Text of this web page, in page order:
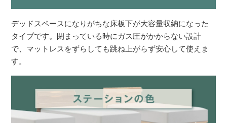
デッドスペースになりがちな床板下が大容量収納になった
タイプです。閉まっている時にガス圧がかからない設計
で、マットレスをずらしても跳ね上がらず安心して使えま
す。